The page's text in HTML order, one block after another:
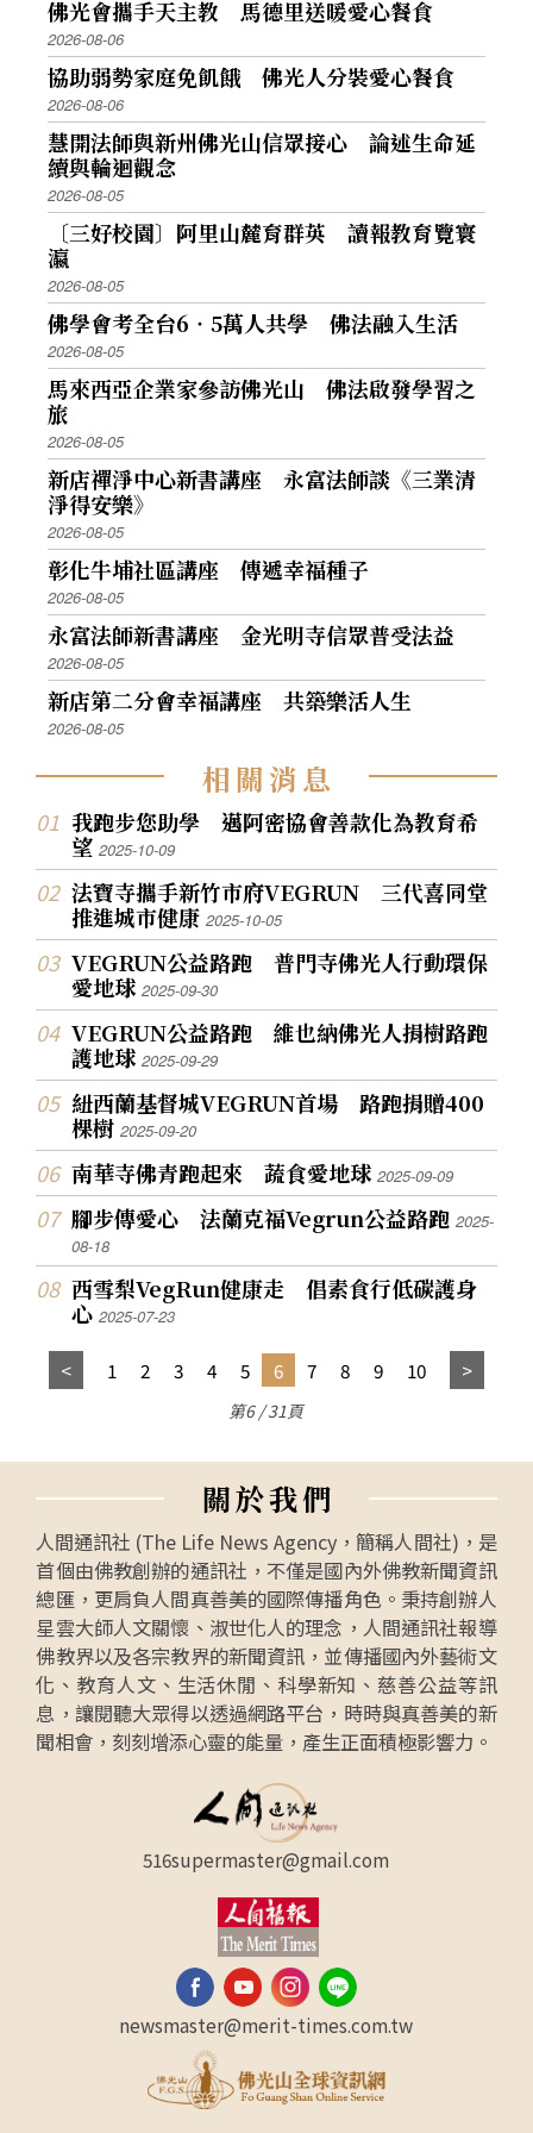
佛光會攜手天主教 馬德里送暖愛心餐食
2026-08-06
協助弱勢家庭免飢餓 佛光人分裝愛心餐食
2026-08-06
慧開法師與新州佛光山信眾接心 論述生命延
續與輪迴觀念
2026-08-05
〔三好校園〕阿里山麓育群英 讀報教育覽寰
瀛
2026-08-05
佛學會考全台6‧5萬人共學 佛法融入生活
2026-08-05
馬來西亞企業家參訪佛光山 佛法啟發學習之
旅
2026-08-05
新店禪淨中心新書講座 永富法師談《三業清
淨得安樂》
2026-08-05
彰化牛埔社區講座 傳遞幸福種子
2026-08-05
永富法師新書講座 金光明寺信眾普受法益
2026-08-05
新店第二分會幸福講座 共築樂活人生
2026-08-05
相關消息
我跑步您助學 邁阿密協會善款化為教育希
望2025-10-09
法寶寺攜手新竹市府VEGRUN 三代喜同堂
推進城市健康2025-10-05
VEGRUN公益路跑 普門寺佛光人行動環保
愛地球2025-09-30
VEGRUN公益路跑 維也納佛光人捐樹路跑
護地球2025-09-29
紐西蘭基督城VEGRUN首場 路跑捐贈400
棵樹2025-09-20
南華寺佛青跑起來 蔬食愛地球2025-09-09
腳步傳愛心 法蘭克福Vegrun公益路跑2025-
08-18
西雪梨VegRun健康走 倡素食行低碳護身
心2025-07-23
1 2 3 4 5 6 7 8 9 10
第6 / 31頁
關於我們
人間通訊社 (The Life News Agency，簡稱人間社)，是
首個由佛教創辦的通訊社，不僅是國內外佛教新聞資訊
總匯，更肩負人間真善美的國際傳播角色。秉持創辦人
星雲大師人文關懷、淑世化人的理念，人間通訊社報導
佛教界以及各宗教界的新聞資訊，並傳播國內外藝術文
化、教育人文、生活休閒、科學新知、慈善公益等訊
息，讓閱聽大眾得以透過網路平台，時時與真善美的新
聞相會，刻刻增添心靈的能量，產生正面積極影響力。
516supermaster@gmail.com
newsmaster@merit-times.com.tw